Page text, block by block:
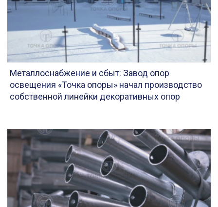
Металлоснабжение и сбыт: Завод опор
освещения «Точка опоры» начал производство
собственной линейки декоративных опор